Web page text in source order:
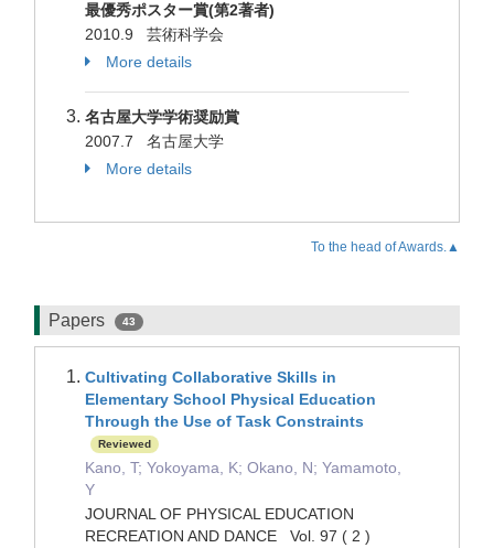
最優秀ポスター賞(第2著者)
2010.9 芸術科学会
More details
名古屋大学学術奨励賞
2007.7 名古屋大学
More details
To the head of Awards.▲
Papers 43
Cultivating Collaborative Skills in
Elementary School Physical Education
Through the Use of Task Constraints
Reviewed
Kano, T; Yokoyama, K; Okano, N; Yamamoto,
Y
JOURNAL OF PHYSICAL EDUCATION
RECREATION AND DANCE Vol. 97 ( 2 )